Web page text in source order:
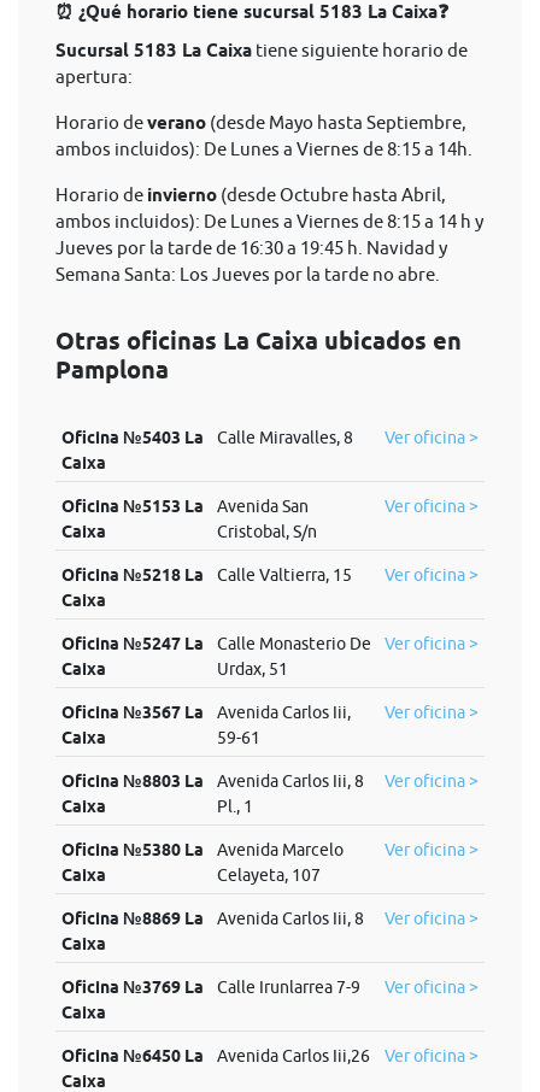
⏰ ¿Qué horario tiene sucursal 5183 La Caixa❓
Sucursal 5183 La Caixa tiene siguiente horario de
apertura:
Horario deverano (desde Mayo hasta Septiembre,
ambos incluidos): De Lunes a Viernes de 8:15 a 14h.
Horario de invierno (desde Octubre hasta Abril,
ambos incluidos): De Lunes a Viernes de 8:15 a 14 h y
Jueves por la tarde de 16:30 a 19:45 h. Navidad y
Semana Santa: Los Jueves por la tarde no abre.
Otras oficinas La Caixa ubicados en
Pamplona
Oficina №5403 La
Caixa
Calle Miravalles, 8 Ver oficina >
Oficina №5153 La
Caixa
Avenida San
Cristobal, S/n
Ver oficina >
Oficina №5218 La
Caixa
Calle Valtierra, 15 Ver oficina >
Oficina №5247 La
Caixa
Calle Monasterio De
Urdax, 51
Ver oficina >
Oficina №3567 La
Caixa
Avenida Carlos Iii,
59-61
Ver oficina >
Oficina №8803 La
Caixa
Avenida Carlos Iii, 8
Pl., 1
Ver oficina >
Oficina №5380 La
Caixa
Avenida Marcelo
Celayeta, 107
Ver oficina >
Oficina №8869 La
Caixa
Avenida Carlos Iii, 8 Ver oficina >
Oficina №3769 La
Caixa
Calle Irunlarrea 7-9 Ver oficina >
Oficina №6450 La
Caixa
Avenida Carlos Iii,26 Ver oficina >